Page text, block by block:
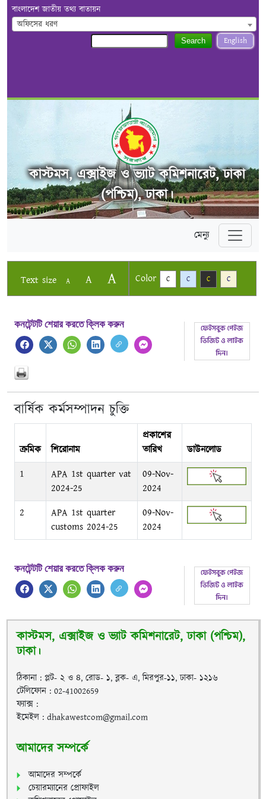
বাংলাদেশ জাতীয় তথ্য বাতায়ন
অফিসের ধরণ
English
Search
কাস্টমস, এক্সাইজ ও ভ্যাট কমিশনারেট, ঢাকা
(পশ্চিম), ঢাকা।
মেন্যু
Text size A A A Color C C C C
কনটেন্টটি শেয়ার করতে ক্লিক করুন
বার্ষিক কর্মসম্পাদন চুক্তি
ক্রমিক শিরোনাম
প্রকাশের
তারিখ
ডাউনলোড
1
APA 1st quarter vat
2024-25
09-Nov-
2024
2
APA 1st quarter
customs 2024-25
09-Nov-
2024
কনটেন্টটি শেয়ার করতে ক্লিক করুন
কাস্টমস, এক্সাইজ ও ভ্যাট কমিশনারেট, ঢাকা (পশ্চিম),
ঢাকা।
ঠিকানা : প্লট- ২ ও ৪, রোড- ১, ব্লক- এ, মিরপুর-১১, ঢাকা- ১২১৬
টেলিফোন : 02-41002659
ফ্যাক্স :
ইমেইল : dhakawestcom@gmail.com
আমাদের সম্পর্কে
আমাদের সম্পর্কে
চেয়ারম্যানের প্রোফাইল